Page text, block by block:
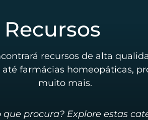
Recursos
recursos de alta
farmácias homeopáticas,
muito mais.
que procura? Explore estas